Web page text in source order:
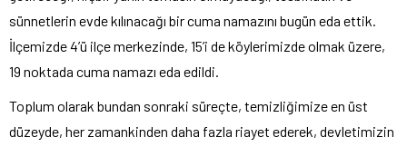
sünnetlerin evde kılınacağı bir cuma namazını bugün eda ettik.
İlçemizde 4’ü ilçe merkezinde, 15’i de köylerimizde olmak üzere,
19 noktada cuma namazı eda edildi.
Toplum olarak bundan sonraki süreçte, temizliğimize en üst
düzeyde, her zamankinden daha fazla riayet ederek, devletimizin